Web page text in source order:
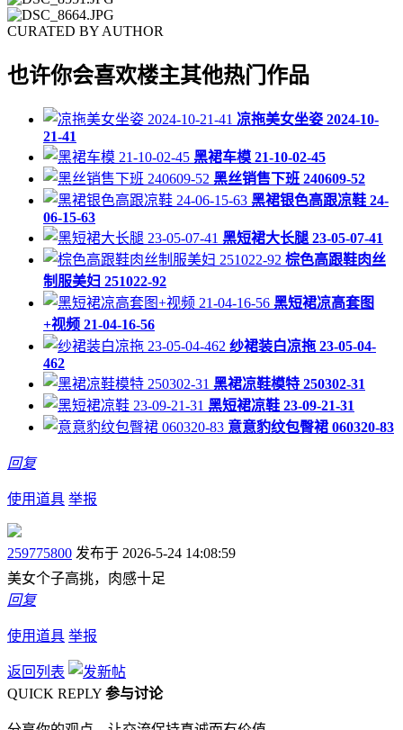
CURATED BY AUTHOR
也许你会喜欢楼主其他热门作品
凉拖美女坐姿 2024-10-
21-41
黑裙车模 21-10-02-45
黑丝销售下班 240609-52
黑裙银色高跟凉鞋 24-
06-15-63
黑短裙大长腿 23-05-07-41
棕色高跟鞋肉丝
制服美妇 251022-92
黑短裙凉高套图
+视频 21-04-16-56
纱裙装白凉拖 23-05-04-
462
黑裙凉鞋模特 250302-31
黑短裙凉鞋 23-09-21-31
意意豹纹包臀裙 060320-83
回复
使用道具 举报
259775800 发布于 2026-5-24 14:08:59
美女个子高挑，肉感十足
回复
使用道具 举报
返回列表
QUICK REPLY 参与讨论